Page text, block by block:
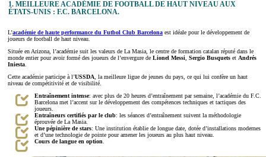
1. MEILLEURE ACADÉMIE DE FOOTBALL DE HAUT NIVEAU AUX
ÉTATS-UNIS : F.C. BARCELONA.
L’académie de haute performance du Futbol Club Barcelona est idéale pour le développement de
joueurs de football de haut niveau.
Située en Arizona, l’académie suit les valeurs de La Masia, le centre de formation catalan réputé dans le
monde entier pour avoir formé des joueurs de l’envergure de Lionel Messi Sergio Busquets et Andrés
Iniesta
Cette académie participe à l’USSDA , la meilleure ligue de jeunes du pays, ce qui lui confère un haut
niveau de compétitivité et de visibilité.
Entraînement intense: avec plus de 20 heures d’entraînement par semaine, l’académie du F.C.
Barcelona met l’accent sur le développement des compétences techniques et tactiques des
joueurs.
Entraîneurs certifiés par le club: les séances d’entraînement suivent la méthodologie
éprouvée de La Masia.
Une pépinière de stars: Une institution établie de longue date, dotée d’installations modernes
et d’une technologie de pointe pour amener les joueurs au plus haut niveau.
Cours de langue en option